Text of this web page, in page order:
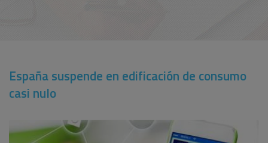
España suspende en edificación de consumo
casi nulo